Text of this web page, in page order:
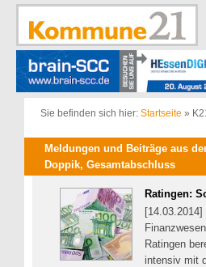
Zum
springen
Sie befinden sich hier: Startseite »
Meldungen und Beiträge aus
Doppik, Gesamtabschluss
Ratingen:
Ratingen
intensiv mit